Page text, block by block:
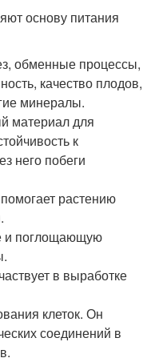
основу питания
обменные процессы,
качество плодов,
минералы.
материал для
к
него побеги
растению
и поглощающую
в выработке
клеток. Он
соединений в